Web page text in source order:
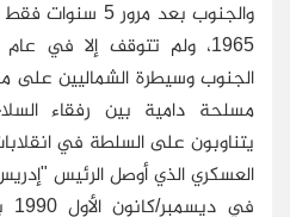
والجنوب بعد
الجنوب وسيطرة الشماليين على
مسلحة دامية بين رفقاء
يتناوبون على السلطة في
العسكري الذي أوصل الرئيس